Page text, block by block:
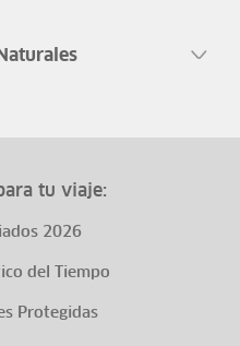
tu viaje:
2026
del Tiempo
Protegidas